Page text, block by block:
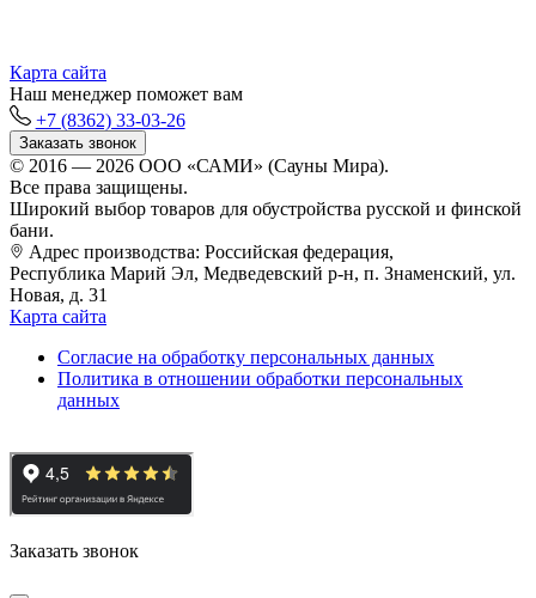
Карта сайта
Наш менеджер поможет вам
+7 (8362) 33-03-26
Заказать звонок
© 2016 — 2026 ООО «САМИ» (Сауны Мира).
Все права защищены.
Широкий выбор товаров для обустройства русской и финской
бани.
Адрес производства: Российская федерация,
Республика Марий Эл, Медведевский р-н, п. Знаменский, ул.
Новая, д. 31
Карта сайта
Cогласие на обработку персональных данных
Политика в отношении обработки персональных
данных
Заказать звонок